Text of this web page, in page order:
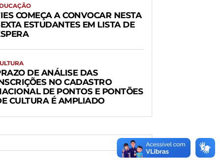
COMEÇA A CONVOCAR NESTA
ESTUDANTES EM LISTA DE
DE ANÁLISE DAS
NO CADASTRO
DE PONTOS E PONTÕES
CULTURA É AMPLIADO